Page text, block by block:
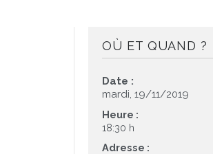
OÙ ET QUAND ?
Date :
mardi, 19/11/2019
Heure :
18:30 h
Adresse :